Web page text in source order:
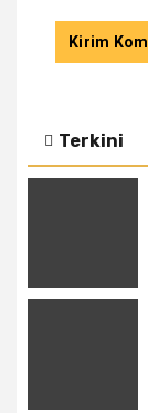
Terkini